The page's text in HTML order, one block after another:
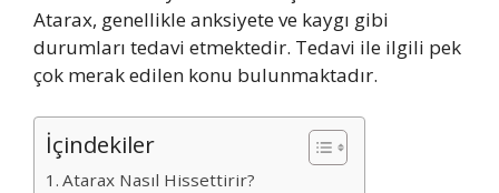
Atarax, genellikle anksiyete ve kaygı gibi
durumları tedavi etmektedir. Tedavi ile ilgili pek
çok merak edilen konu bulunmaktadır.
İçindekiler
Atarax Nasıl Hissettirir?